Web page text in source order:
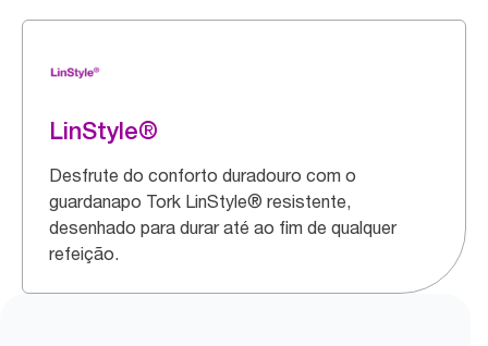
LinStyle®
Desfrute do conforto duradouro com o
guardanapo Tork LinStyle® resistente,
desenhado para durar até ao fim de qualquer
refeição.